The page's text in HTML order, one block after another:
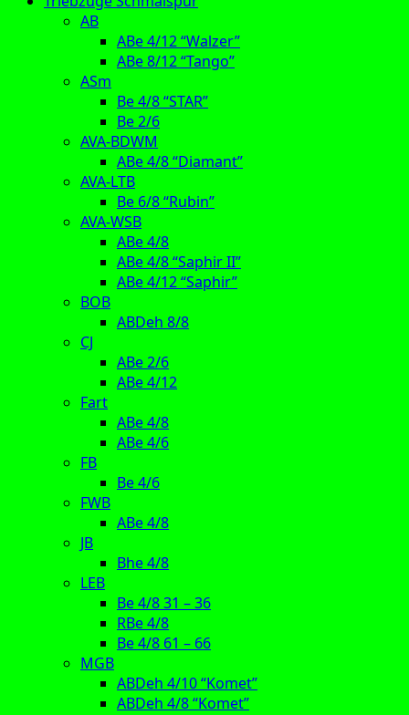
AB
ABe 4/12 “Walzer”
ABe 8/12 “Tango”
ASm
Be 4/8 “STAR”
Be 2/6
AVA-BDWM
ABe 4/8 “Diamant”
AVA-LTB
Be 6/8 “Rubin”
AVA-WSB
ABe 4/8
ABe 4/8 “Saphir II”
ABe 4/12 “Saphir”
BOB
ABDeh 8/8
CJ
ABe 2/6
ABe 4/12
Fart
ABe 4/8
ABe 4/6
FB
Be 4/6
FWB
ABe 4/8
JB
Bhe 4/8
LEB
Be 4/8 31 – 36
RBe 4/8
Be 4/8 61 – 66
MGB
ABDeh 4/10 “Komet”
ABDeh 4/8 “Komet”